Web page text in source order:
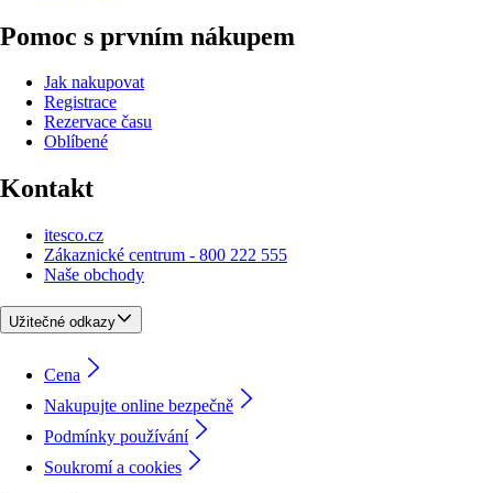
Pomoc s prvním nákupem
Jak nakupovat
Registrace
Rezervace času
Oblíbené
Kontakt
itesco.cz
Zákaznické centrum - 800 222 555
Naše obchody
Užitečné odkazy
Cena
Nakupujte online bezpečně
Podmínky používání
Soukromí a cookies